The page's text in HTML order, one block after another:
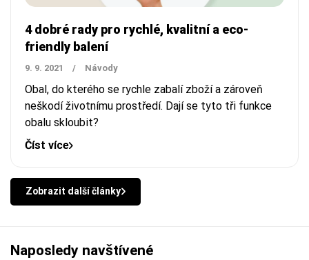
4 dobré rady pro rychlé, kvalitní a eco-
friendly balení
9. 9. 2021 / Návody
Obal, do kterého se rychle zabalí zboží a zároveň
neškodí životnímu prostředí. Dají se tyto tři funkce
obalu skloubit?
Číst více
Zobrazit další články
Naposledy navštívené